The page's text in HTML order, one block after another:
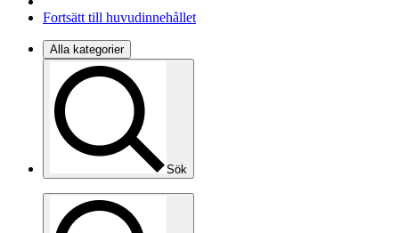
Fortsätt till huvudinnehållet
Alla kategorier
Sök